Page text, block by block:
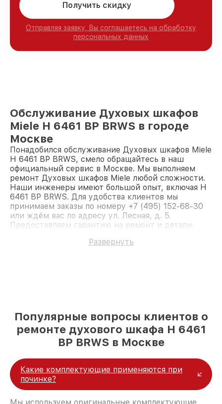
Получить скидку
Отправляя заявку, Вы соглашаетесь на обработку
персональных данных
Обслуживание Духовых шкафов
Miele H 6461 BP BRWS в городе
Москве
Понадобился обслуживание Духовых шкафов Miele
H 6461 BP BRWS, смело обращайтесь в наш
официальный сервис в Москве. Мы выполняем
ремонт Духовых шкафов Miele любой сложности.
Наши инженеры имеют большой опыт, включая H
6461 BP BRWS. Для удобства клиентов мы
принимаем заказы по номеру +7 (495) 152-68-30
или ждём вас по адресу ул. Лесная, д. 5.
Предоставляем гарантию на ремонт и детали.
Развернуть
Популярные вопросы клиентов о
ремонте духового шкафа H 6461
BP BRWS в Москве
Какие комплектующие применяются при
починке?